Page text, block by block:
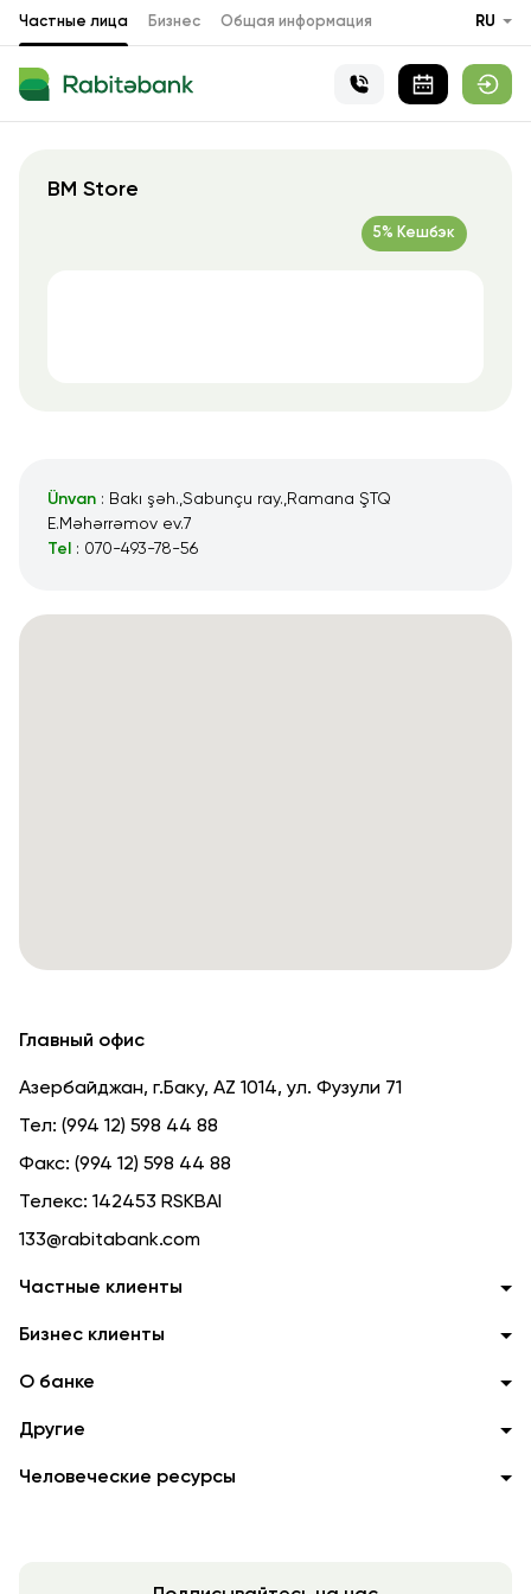
Частные лица Бизнес Общая информация RU
BM Store
5% Кешбэк
Ünvan : Bakı şəh.,Sabunçu ray.,Ramana ŞTQ
E.Məhərrəmov ev.7
Tel
: 070-493-78-56
Частные клиенты
Бизнес клиенты
О банке
Другие
Человеческие ресурсы
Главный офис
Азербайджан, г.Баку, AZ 1014, ул. Фузули 71
Тел: (994 12) 598 44 88
Факс: (994 12) 598 44 88
Телекс: 142453 RSKBAI
133@rabitabank.com